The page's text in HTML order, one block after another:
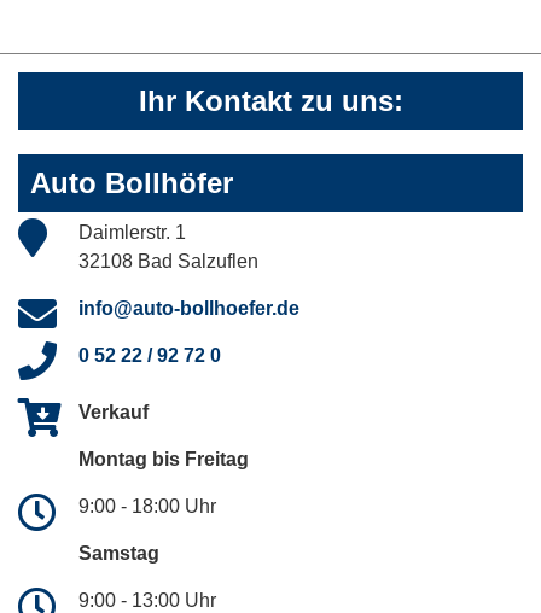
Ihr Kontakt zu uns:
Auto Bollhöfer
Daimlerstr. 1
32108 Bad Salzuflen
info@auto-bollhoefer.de
0 52 22 / 92 72 0
Verkauf
Montag bis Freitag
9:00 - 18:00 Uhr
Samstag
9:00 - 13:00 Uhr